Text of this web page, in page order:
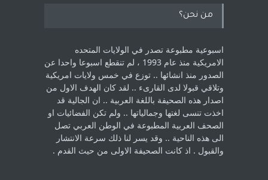
من نحن؟
اسبوعية مطبوعة تصدر في الولايات المتحده
الامريكية منذ عام 1993 ، لم ‏تنقطع اسبوعا واحدا عن
الصدور منذ انشائها .. توزع في خمس ولايات امريكية
‏وتلاقي قبولا لدى القارىء ..‏ لقد كان الهدف الاول من
اصدار هذه الصحيفة باللغة العربية .. ان الجالية قد
اخذت ‏تنسى لغتها وجمالياتها .. ولم تكن الفضائيات او
الصحف العربية المطبوعة في الوطن ‏العربي تصل
الى هذه الناحية .. وقد يسر لنا ذلك سرعة الانتشار
والقبول . اذ كانت ‏الصحيفة الاولى من حيث القدم . ‏